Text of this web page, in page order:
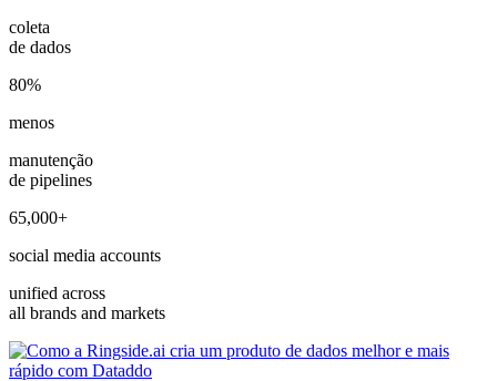
coleta
de dados
80%
menos
manutenção
de pipelines
65,000+
social media accounts
unified across
all brands and markets